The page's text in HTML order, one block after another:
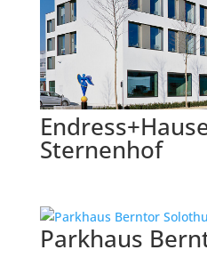
Sternenhof
Parkhaus